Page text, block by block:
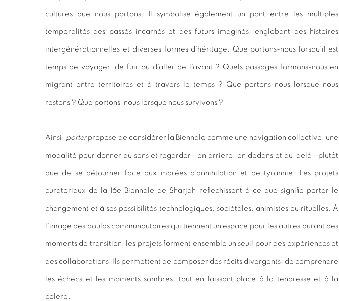
cultures que nous portons. Il symbolise également un pont entre les multiples
temporalités des passés incarnés et des futurs imaginés, englobant des histoires
intergénérationnelles et diverses formes d’héritage. Que portons-nous lorsqu’il est
temps de voyager, de fuir ou d’aller de l’avant ? Quels passages formons-nous en
migrant entre territoires et à travers le temps ? Que portons-nous lorsque nous
restons ? Que portons-nous lorsque nous survivons ?
Ainsi, porterpropose de considérer la Biennale comme une navigation collective, une
modalité pour donner du sens et regarder—en arrière, en dedans et au-delà—plutôt
que de se détourner face aux marées d’annihilation et de tyrannie. Les projets
curatoriaux de la 16e Biennale de Sharjah réfléchissent à ce que signifie porter le
changement et à ses possibilités technologiques, sociétales, animistes ou rituelles. À
l’image des doulas communautaires qui tiennent un espace pour les autres durant des
moments de transition, les projets forment ensemble un seuil pour des expériences et
des collaborations. Ils permettent de composer des récits divergents, de comprendre
les échecs et les moments sombres, tout en laissant place à la tendresse et à la
colère.